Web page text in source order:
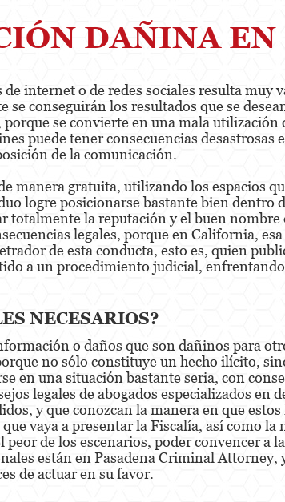
DAÑINA
internet o de redes sociales resulta muy
conseguirán los resultados que se
se convierte en una mala utilización
puede tener consecuencias desastrosas
de la comunicación.
manera gratuita, utilizando los espacios
logre posicionarse bastante bien dentro
la reputación y el buen nombre
legales, porque en California,
de esta conducta, esto es, quien
a un procedimiento judicial,
NECESARIOS?
o daños que son dañinos para
no sólo constituye un hecho ilícito,
en una situación bastante seria, con
legales de abogados especializados en
y que conozcan la manera en que
vaya a presentar la Fiscalía, así como la
de los escenarios, poder convencer a
están en Pasadena Criminal
de actuar en su favor.